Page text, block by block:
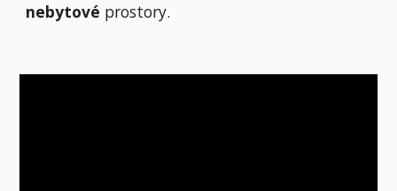
nebytové prostory.